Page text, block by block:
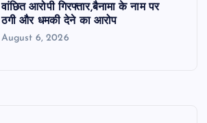
वांछित आरोपी गिरफ्तार,बैनामा के नाम पर
ठगी और धमकी देने का आरोप
August 6, 2026